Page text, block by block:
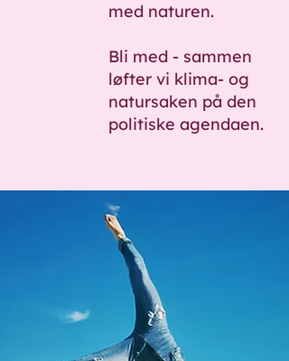
med naturen.
Bli med - sammen
løfter vi klima- og
natursaken på den
politiske agendaen.